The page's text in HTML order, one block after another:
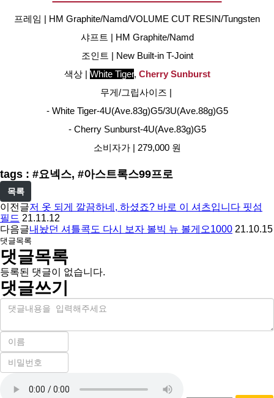
프레임 | HM Graphite/Namd/VOLUME CUT RESIN/Tungsten
샤프트 | HM Graphite/Namd
조인트 | New Built-in T-Joint
색상 | White Tiger, Cherry Sunburst
무게/그립사이즈 |
- White Tiger-4U(Ave.83g)G5/3U(Ave.88g)G5
- Cherry Sunburst-4U(Ave.83g)G5
소비자가 | 279,000 원
tags : #요넥스, #아스트록스99프로
목록
이전글저 옷 되게 깔끔하네, 하셨죠? 바로 이 셔츠입니다 핏섬
필드 21.11.12
다음글내놨던 셔틀콕도 다시 보자 볼빅 뉴 볼게오1000 21.10.15
댓글목록
댓글목록
등록된 댓글이 없습니다.
댓글쓰기
내
이
필
수
비
밀